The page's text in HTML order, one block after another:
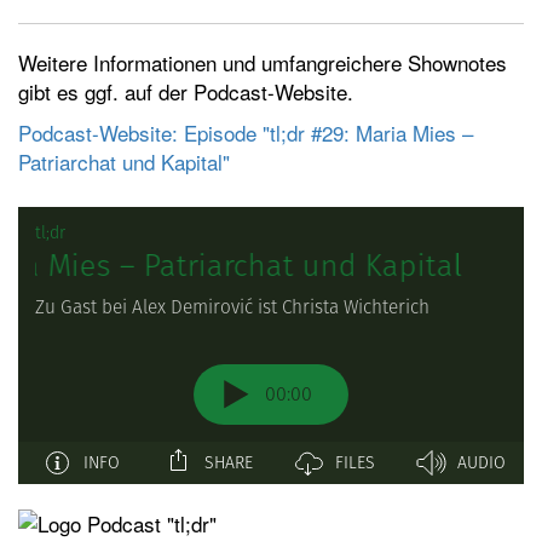
Weitere Informationen und umfangreichere Shownotes
gibt es ggf. auf der Podcast-Website.
Podcast-Website: Episode "tl;dr #29: Maria Mies –
Patriarchat und Kapital"